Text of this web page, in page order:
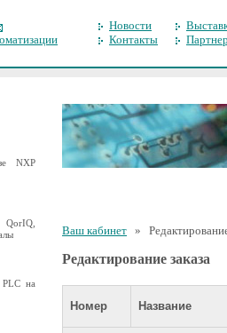
Новости
Контакты
NXP
на
Ваш кабинет »
Редактирование заказа
Номер Название